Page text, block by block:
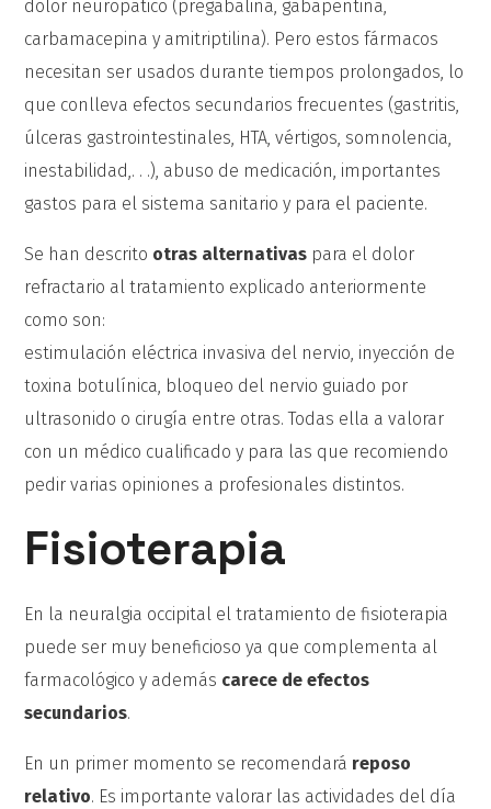
dolor neuropático (pregabalina, gabapentina,
carbamacepina y amitriptilina). Pero estos fármacos
necesitan ser usados durante tiempos prolongados, lo
que conlleva efectos secundarios frecuentes (gastritis,
úlceras gastrointestinales, HTA, vértigos, somnolencia,
inestabilidad,. . .), abuso de medicación, importantes
gastos para el sistema sanitario y para el paciente.
Se han descrito otras alternativas para el dolor
refractario al tratamiento explicado anteriormente
como son:
estimulación eléctrica invasiva del nervio, inyección de
toxina botulínica, bloqueo del nervio guiado por
ultrasonido o cirugía entre otras. Todas ella a valorar
con un médico cualificado y para las que recomiendo
pedir varias opiniones a profesionales distintos.
Fisioterapia
En la neuralgia occipital el tratamiento de fisioterapia
puede ser muy beneficioso ya que complementa al
farmacológico y además carece de efectos
secundarios.
En un primer momento se recomendará reposo
relativo. Es importante valorar las actividades del día